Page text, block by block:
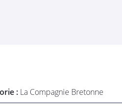
dessus. Vous pouvez vous désinscrire à tout
désinscription.
: La Compagnie Bretonne